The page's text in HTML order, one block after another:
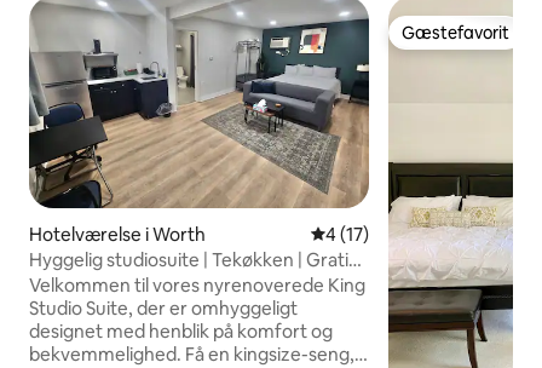
Hotelværelse i Worth 4 ud af 5 i gennemsnitlig
4 (17)
Hyggelig studiosuite | Tekøkken | Gratis
parkering
Velkommen til vores nyrenoverede King
Studio Suite, der er omhyggeligt
designet med henblik på komfort og
bekvemmelighed. Få en kingsize-seng,
Gæstefavorit
Gæstefavorit